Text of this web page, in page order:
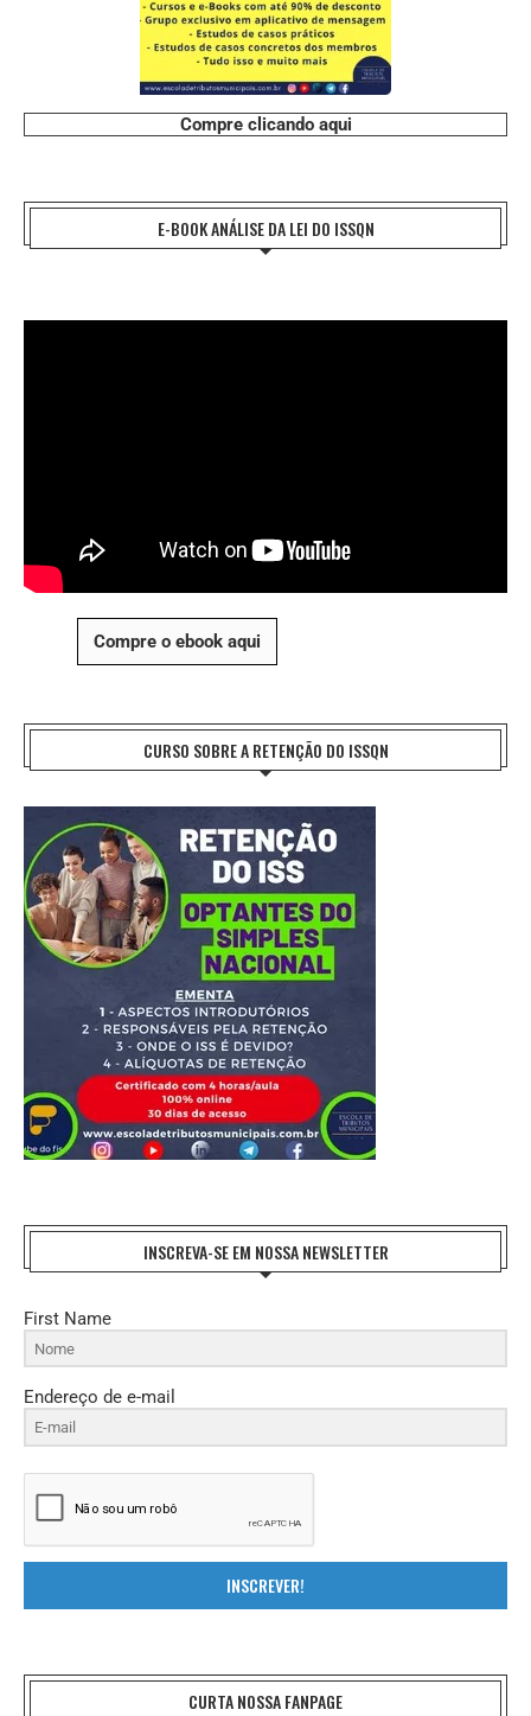
Compre clicando aqui
E-BOOK ANÁLISE DA LEI DO ISSQN
Compre o ebook aqui
CURSO SOBRE A RETENÇÃO DO ISSQN
INSCREVA-SE EM NOSSA NEWSLETTER
First Name
Endereço de e-mail
INSCREVER!
CURTA NOSSA FANPAGE